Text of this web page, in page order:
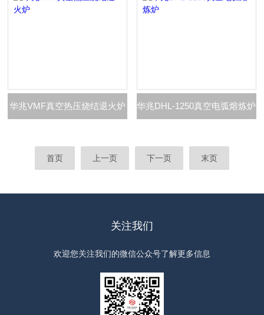
华兆VMF真空热压烧结退火炉 华兆DHL-1250真空电弧熔炼炉
首页 上一页 下一页 末页
关注我们
欢迎您关注我们的微信公众号了解更多信息